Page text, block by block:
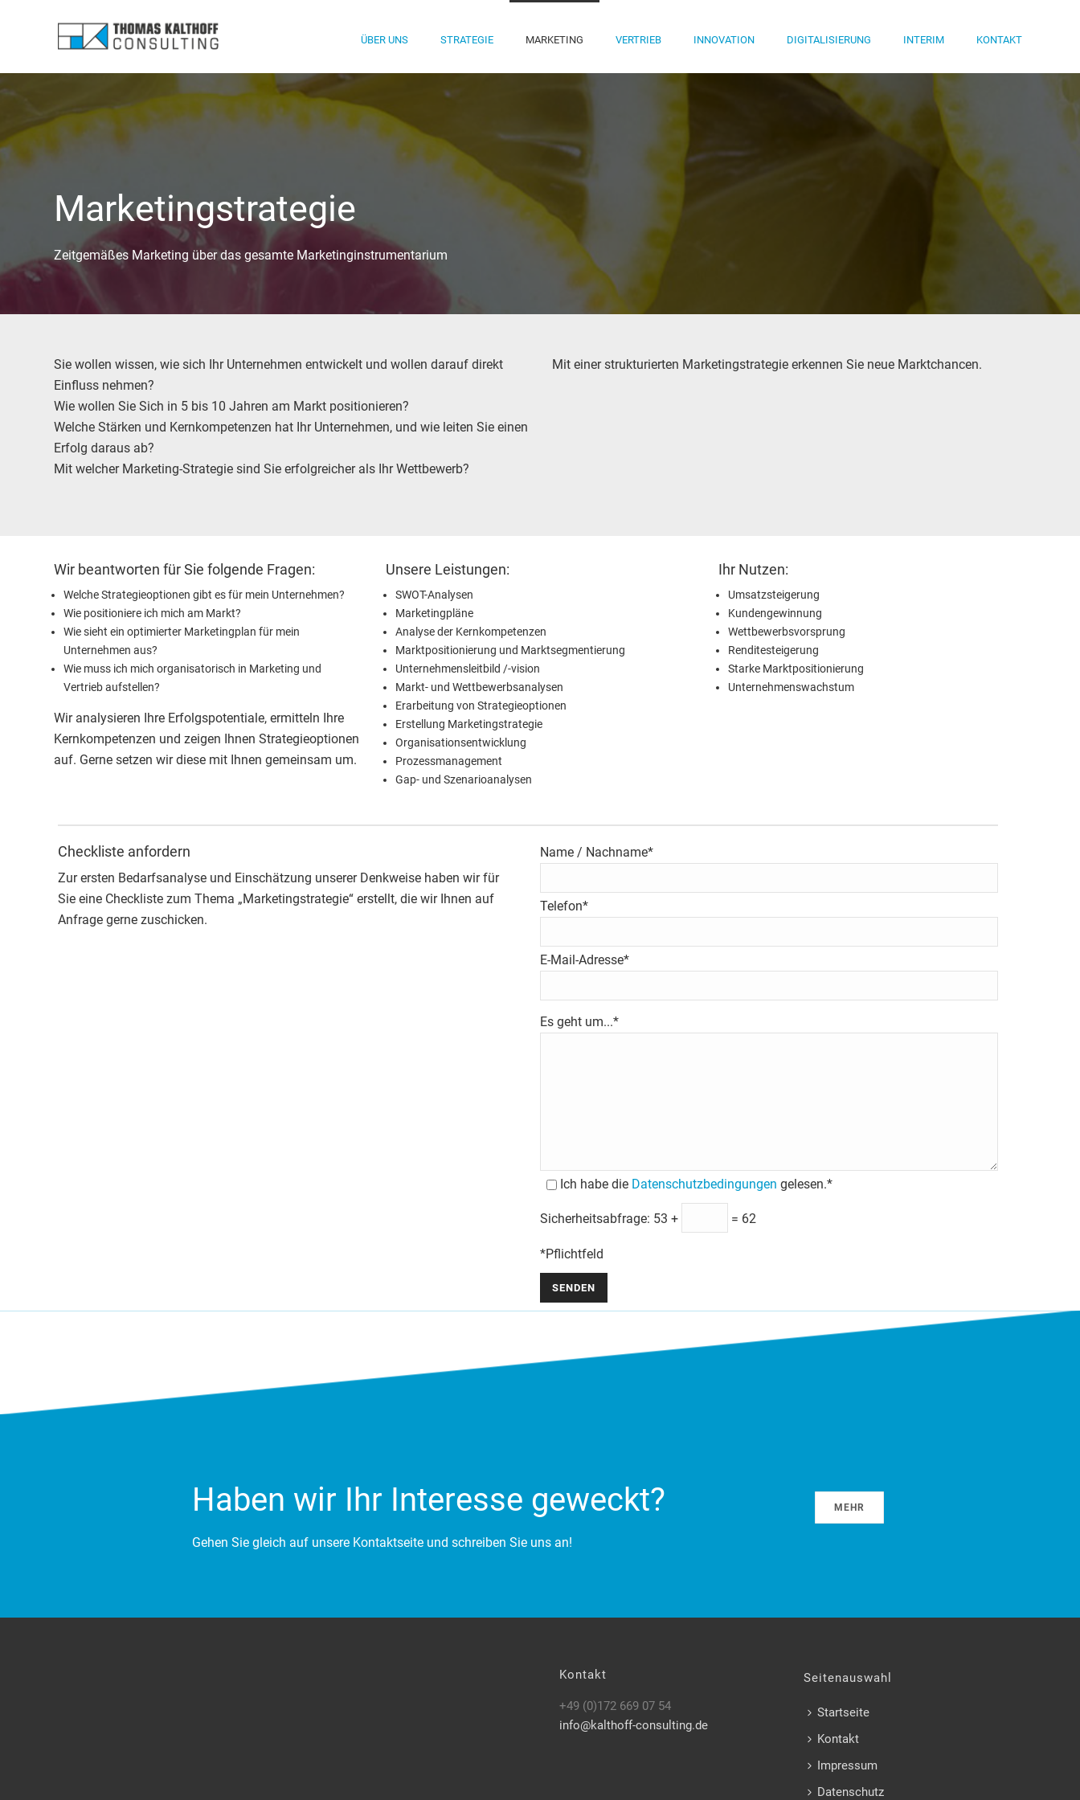
ÜBER UNS STRATEGIE MARKETING VERTRIEB INNOVATION DIGITALISIERUNG INTERIM KONTAKT
Marketing­strategie
Zeitgemäßes Marketing über das gesamte Marketinginstrumentarium
Sie wollen wissen, wie sich Ihr Unternehmen entwickelt und wollen darauf direkt
Einfluss nehmen?
Wie wollen Sie Sich in 5 bis 10 Jahren am Markt positionieren?
Welche Stärken und Kernkompetenzen hat Ihr Unternehmen, und wie leiten Sie einen
Erfolg daraus ab?
Mit welcher Marketing-Strategie sind Sie erfolgreicher als Ihr Wettbewerb?
Mit einer strukturierten Marketingstrategie erkennen Sie neue Marktchancen.
Wir beantworten für Sie folgende Fragen:
Welche Strategieoptionen gibt es für mein Unternehmen?
Wie positioniere ich mich am Markt?
Wie sieht ein optimierter Marketingplan für mein
Unternehmen aus?
Wie muss ich mich organisatorisch in Marketing und
Vertrieb aufstellen?
Wir analysieren Ihre Erfolgspotentiale, ermitteln Ihre
Kernkompetenzen und zeigen Ihnen Strategieoptionen
auf. Gerne setzen wir diese mit Ihnen gemeinsam um.
Unsere Leistungen:
SWOT-Analysen
Marketingpläne
Analyse der Kernkompetenzen
Marktpositionierung und Marktsegmentierung
Unternehmensleitbild /-vision
Markt- und Wettbewerbsanalysen
Erarbeitung von Strategieoptionen
Erstellung Marketingstrategie
Organisationsentwicklung
Prozessmanagement
Gap- und Szenarioanalysen
Ihr Nutzen:
Umsatzsteigerung
Kundengewinnung
Wettbewerbsvorsprung
Renditesteigerung
Starke Marktpositionierung
Unternehmenswachstum
Checkliste anfordern
Zur ersten Bedarfsanalyse und Einschätzung unserer Denkweise haben wir für
Sie eine Checkliste zum Thema „Marketingstrategie“ erstellt, die wir Ihnen auf
Anfrage gerne zuschicken.
Name / Nachname*
Telefon*
E-Mail-Adresse*
Es geht um...*
Ich habe die Datenschutzbedingungen gelesen.*
Sicherheitsabfrage: 53 + = 62
*Pflichtfeld
Haben wir Ihr Interesse geweckt?
Gehen Sie gleich auf unsere Kontaktseite und schreiben Sie uns an!
MEHR
Kontakt
+49 (0)172 669 07 54
info@kalthoff-consulting.de
Seitenauswahl
Startseite
Kontakt
Impressum
Datenschutz